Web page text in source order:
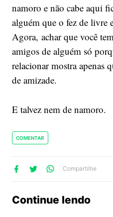
namoro e não cabe aqui
alguém que o fez de livre
Agora, achar que você
amigos de alguém só
relacionar mostra apenas
de amizade.
E talvez nem de namoro.
COMENTAR
Compartilhe
Continue lendo